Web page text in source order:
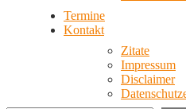
Termine
Kontakt
Zitate
Impressum
Disclaimer